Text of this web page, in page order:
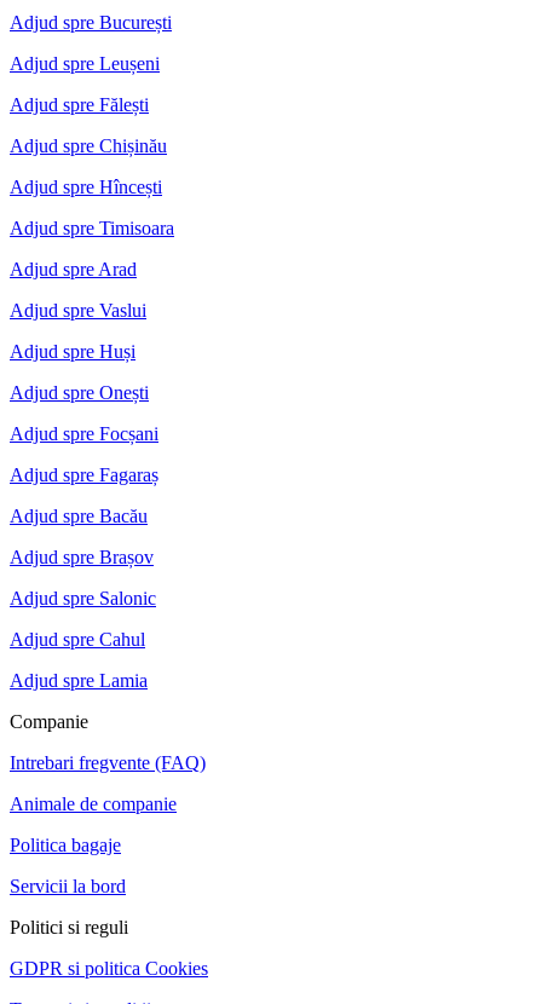
Adjud spre București
Adjud spre Leușeni
Adjud spre Fălești
Adjud spre Chișinău
Adjud spre Hîncești
Adjud spre Timisoara
Adjud spre Arad
Adjud spre Vaslui
Adjud spre Huși
Adjud spre Onești
Adjud spre Focșani
Adjud spre Fagaraș
Adjud spre Bacău
Adjud spre Brașov
Adjud spre Salonic
Adjud spre Cahul
Adjud spre Lamia
Companie
Intrebari fregvente (FAQ)
Animale de companie
Politica bagaje
Servicii la bord
Politici si reguli
GDPR si politica Cookies